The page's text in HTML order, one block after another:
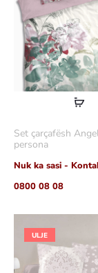
Set çarçafësh
persona
Nuk ka sasi -
0800 08 08
ULJE